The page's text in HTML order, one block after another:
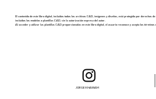
El contenido de este libro digital, incluidos todos los archivos CAD, imágenes y diseños, está protegido por derechos
incluidos los modelos o plantillas CAD, sin la autorización expresa del autor.
Al acceder y utilizar las plantillas CAD proporcionadas en este libro digital, el usuario reconoce y acepta los términos
JORGE KHAWAM